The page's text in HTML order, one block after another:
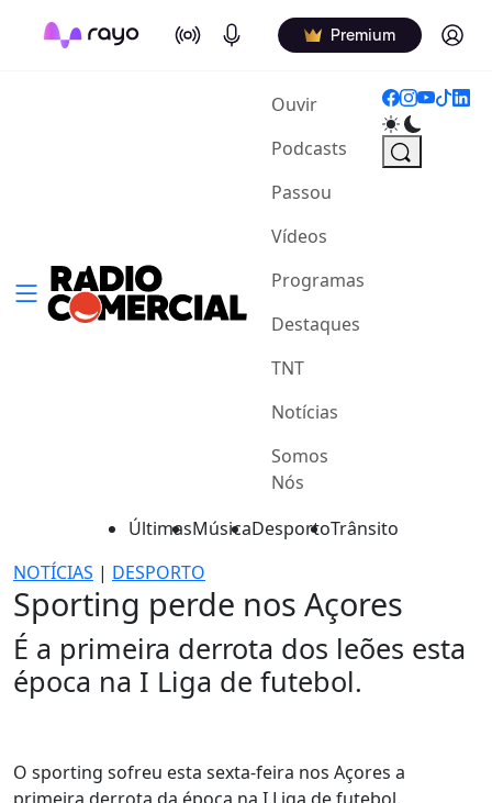
On Air Podcasts Premium Log in
Ouvir(current)
Podcasts
Passou
Vídeos
Programas
Destaques
TNT
Notícias
Somos
Nós
ÚltimasMúsicaDesportoTrânsito
NOTÍCIAS | DESPORTO
Sporting perde nos Açores
É a primeira derrota dos leões esta
época na I Liga de futebol.
O sporting sofreu esta sexta-feira nos Açores a